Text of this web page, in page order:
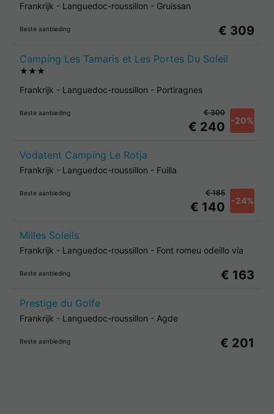
Frankrijk - Languedoc-roussillon - Gruissan
Beste aanbieding € 309
Camping Les Tamaris et Les Portes Du Soleil
★★★
Frankrijk - Languedoc-roussillon - Portiragnes
Beste aanbieding
€ 240 -20%
€ 300
Vodatent Camping Le Rotja
Frankrijk - Languedoc-roussillon - Fuilla
Beste aanbieding
€ 140 -24%
€ 185
Milles Soleils
Frankrijk - Languedoc-roussillon - Font romeu odeillo via
Beste aanbieding € 163
Prestige du Golfe
Frankrijk - Languedoc-roussillon - Agde
Beste aanbieding € 201